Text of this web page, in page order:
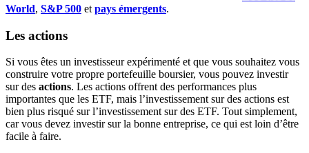
World, S&P 500 et pays émergents.
Les actions
Si vous êtes un investisseur expérimenté et que vous souhaitez vous
construire votre propre portefeuille boursier, vous pouvez investir
sur des actions. Les actions offrent des performances plus
importantes que les ETF, mais l’investissement sur des actions est
bien plus risqué sur l’investissement sur des ETF. Tout simplement,
car vous devez investir sur la bonne entreprise, ce qui est loin d’être
facile à faire.